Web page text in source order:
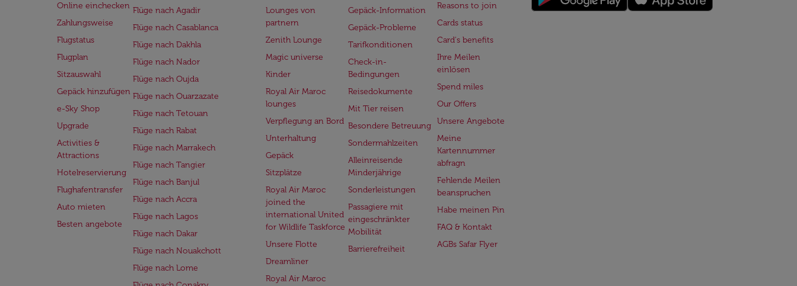
Online einchecken
Zahlungsweise
Flugstatus
Flugplan
Sitzauswahl
Gepäck hinzufügen
e-Sky Shop
Upgrade
Activities &
Attractions
Hotelreservierung
Flughafentransfer
Auto mieten
Besten angebote
Flüge nach Agadir
Flüge nach Casablanca
Flüge nach Dakhla
Flüge nach Nador
Flüge nach Oujda
Flüge nach Ouarzazate
Flüge nach Tetouan
Flüge nach Rabat
Flüge nach Marrakech
Flüge nach Tangier
Flüge nach Banjul
Flüge nach Accra
Flüge nach Lagos
Flüge nach Dakar
Flüge nach Nouakchott
Flüge nach Lome
Lounges von
partnern
Zenith Lounge
Magic universe
Kinder
Royal Air Maroc
lounges
Verpflegung an Bord
Unterhaltung
Gepäck
Sitzplätze
Royal Air Maroc
joined the
international United
for Wildlife Taskforce
Unsere Flotte
Dreamliner
Royal Air Maroc
Gepäck-Information
Gepäck-Probleme
Tarifkonditionen
Check-in-
Bedingungen
Reisedokumente
Mit Tier reisen
Besondere Betreuung
Sondermahlzeiten
Alleinreisende
Minderjährige
Sonderleistungen
Passagiere mit
eingeschränkter
Mobilität
Barrierefreiheit
Reasons to join
Cards status
Card's benefits
Ihre Meilen
einlösen
Spend miles
Our Offers
Unsere Angebote
Meine
Kartennummer
abfragn
Fehlende Meilen
beanspruchen
Habe meinen Pin
FAQ & Kontakt
AGBs Safar Flyer